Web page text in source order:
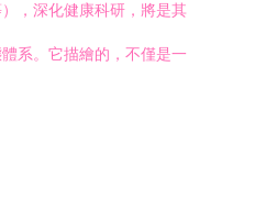
，深化健康科研，將是其
系。它描繪的，不僅是一